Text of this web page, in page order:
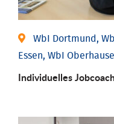
WbI Dortmund,
Essen, WbI
Individu­elles